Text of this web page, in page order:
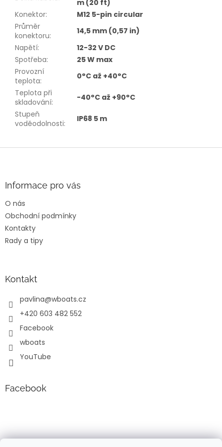
m (20 ft)
Konektor:
M12 5-pin circular
Průměr
konektoru:
14,5 mm (0,57 in)
Napětí:
12-32 V DC
Spotřeba:
25 W max
Provozní
teplota:
0°C až +40°C
Teplota při
skladování:
-40°C až +90°C
Stupeň
voděodolnosti: IP68 5 m
Informace pro vás
O nás
Obchodní podmínky
Kontakty
Rady a tipy
Kontakt
pavlina@wboats.cz
+420 603 482 552
Facebook
wboats
YouTube
Facebook